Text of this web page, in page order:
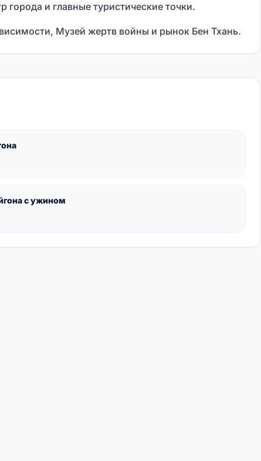
и главные туристические точки.
Музей жертв войны и рынок Бен Тхань.
с ужином